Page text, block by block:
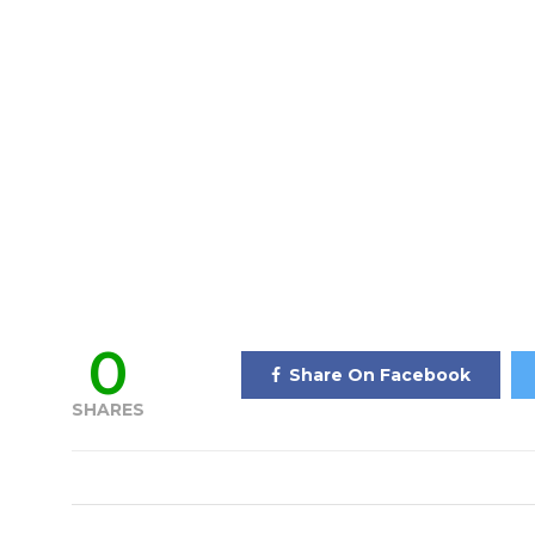
0
SHARES
Share On Facebook